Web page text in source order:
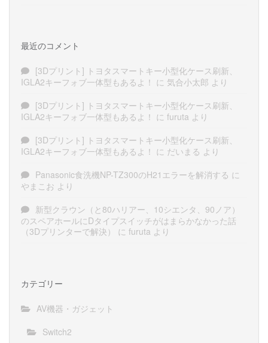
最近のコメント
[3Dプリント] トヨタスマートキー小型化ケース刷新、
IGLA2キーフォブ一体型もあるよ！ に 気合小太郎 より
[3Dプリント] トヨタスマートキー小型化ケース刷新、
IGLA2キーフォブ一体型もあるよ！ に furuta より
[3Dプリント] トヨタスマートキー小型化ケース刷新、
IGLA2キーフォブ一体型もあるよ！ に だいまる より
Panasonic食洗機NP-TZ300のH21エラーを解消する に
やまこお より
新型クラウン（と80ハリアー、10シエンタ、90ノア）
のスペアホールにDタイプスイッチがはまらかなかった話
（3Dプリンターで解決）
に furuta より
カテゴリー
AV機器・ガジェット
Switch2